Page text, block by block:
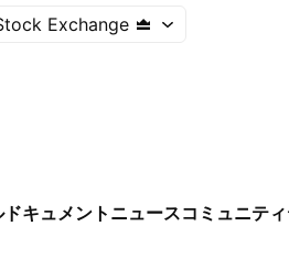
Exchange
ドキュメント ニュースコミュニティ